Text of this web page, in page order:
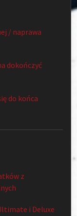
/ naprawa
dokończyć
do końca
z
i Deluxe